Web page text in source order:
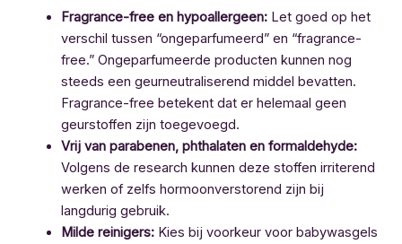
Fragrance-free en hypoallergeen:Let goed op het
verschil tussen “ongeparfumeerd” en “fragrance-
free.” Ongeparfumeerde producten kunnen nog
steeds een geurneutraliserend middel bevatten.
Fragrance-free betekent dat er helemaal geen
geurstoffen zijn toegevoegd.
Vrij van parabenen, phthalaten en formaldehyde:
Volgens de research kunnen deze stoffen irriterend
werken of zelfs hormoonverstorend zijn bij
langdurig gebruik.
Milde reinigers:Kies bij voorkeur voor babywasgels